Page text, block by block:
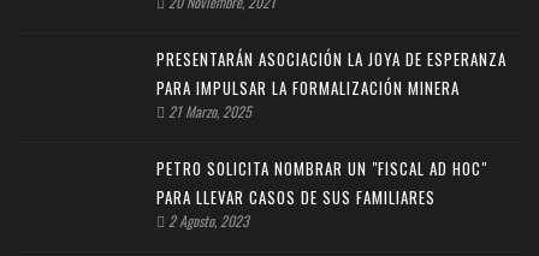
PRESENTARÁN ASOCIACIÓN LA JOYA DE ESPERANZA
PARA IMPULSAR LA FORMALIZACIÓN MINERA
21 Marzo, 2025
PETRO SOLICITA NOMBRAR UN "FISCAL AD HOC"
PARA LLEVAR CASOS DE SUS FAMILIARES
2 Agosto, 2023